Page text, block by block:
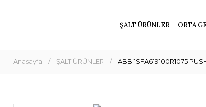
ŞALT ÜRÜNLER ORTA
Anasayfa ŞALT ÜRÜNLER ABB 1SFA619100R1075